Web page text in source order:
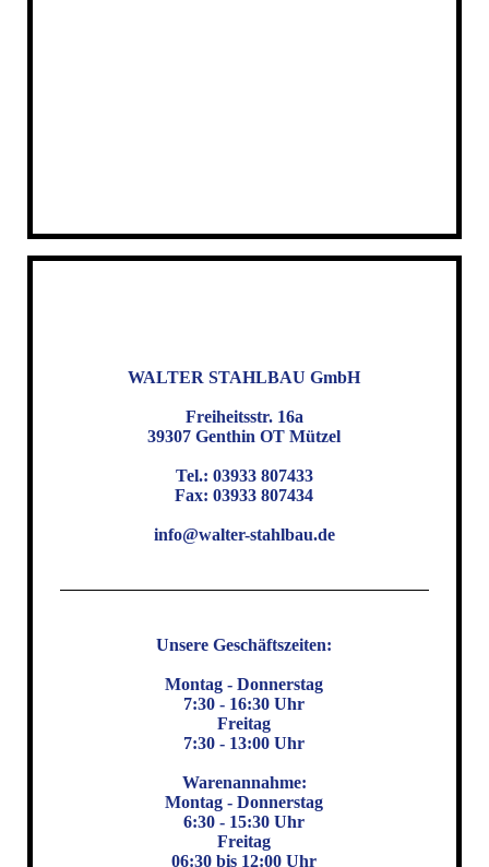
WALTER STAHLBAU GmbH
Freiheitsstr. 16a
39307 Genthin OT Mützel
Tel.: 03933 807433
Fax: 03933 807434
info@walter-stahlbau.de
Unsere Geschäftszeiten:
Montag - Donnerstag
7:30 - 16:30 Uhr
Freitag
7:30 - 13:00 Uhr
Warenannahme:
Montag - Donnerstag
6:30 - 15:30 Uhr
Freitag
06:30 bis 12:00 Uhr